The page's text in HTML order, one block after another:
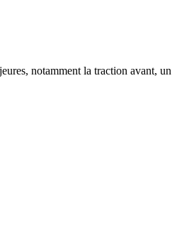
notamment la traction avant, un